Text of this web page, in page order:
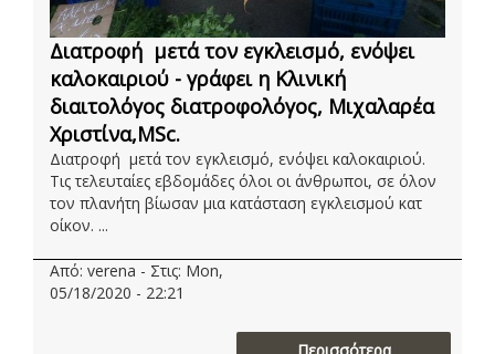
Διατροφή μετά τον εγκλεισμό, ενόψει
καλοκαιριού - γράφει η Κλινική
διαιτολόγος διατροφολόγος, Μιχαλαρέα
Χριστίνα,MSc.
Διατροφή μετά τον εγκλεισμό, ενόψει καλοκαιριού.
Τις τελευταίες εβδομάδες όλοι οι άνθρωποι, σε όλον
τον πλανήτη βίωσαν μια κατάσταση εγκλεισμού κατ
οίκον. ...
Από: verena - Στις: Mon,
05/18/2020 - 22:21